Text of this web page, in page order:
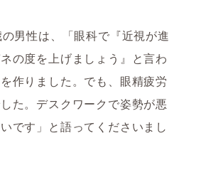
男性は、「眼科で『近視が進
の度を上げましょう』と言わ
作りました。でも、眼精疲労
た。デスクワークで姿勢が悪
です」と語ってくださいまし